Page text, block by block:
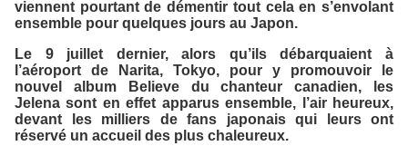
viennent pourtant de démentir tout cela en s’envolant
ensemble pour quelques jours au Japon.
Le 9 juillet dernier, alors qu’ils débarquaient à
l’aéroport de Narita, Tokyo, pour y promouvoir le
nouvel album
Believedu chanteur canadien, les
Jelena sont en effet apparus ensemble, l’air heureux,
devant les milliers de fans japonais qui leurs ont
réservé un accueil des plus chaleureux.